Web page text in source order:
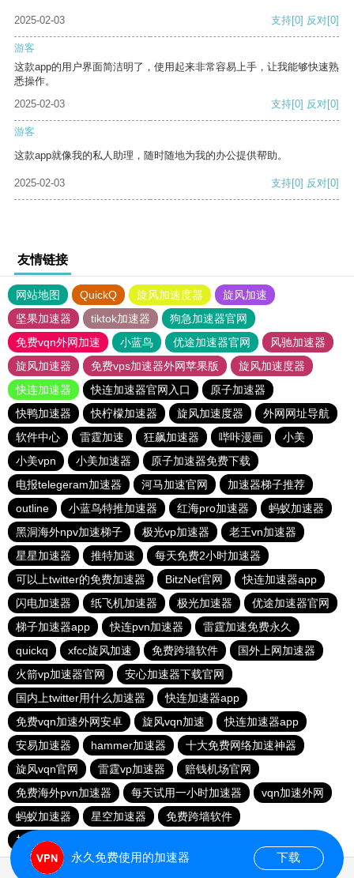
2025-02-03 支持[0] 反对[0]
游客
这款app的用户界面简洁明了，使用起来非常容易上手，让我能够快速熟
悉操作。
2025-02-03
支持[0] 反对[0]
游客
这款app就像我的私人助理，随时随地为我的办公提供帮助。
2025-02-03 支持[0] 反对[0]
友情链接
网站地图 QuickQ 旋风加速度器
旋风加速
坚果加速器
tiktok加速器
狗急加速器官网
免费vqn外网加速
小蓝鸟 优途加速器官网
风驰加速器
旋风加速器
免费vps加速器外网苹果版
旋风加速度器
快连加速器
快连加速器官网入口
原子加速器
快鸭加速器
快柠檬加速器 旋风加速度器
外网网址导航
软件中心
雷霆加速 狂飙加速器 哔咔漫画
小美
小美vpn
小美加速器
原子加速器免费下载
电报telegeram加速器
河马加速官网
加速器梯子推荐
outline
小蓝鸟特推加速器 红海pro加速器
蚂蚁加速器
黑洞海外npv加速梯子
极光vp加速器
老王vn加速器
星星加速器
推特加速
每天免费2小时加速器
可以上twitter的免费加速器
BitzNet官网
快连加速器app
闪电加速器
纸飞机加速器 极光加速器
优途加速器官网
梯子加速器app
快连pvn加速器
雷霆加速免费永久
quickq
xfcc旋风加速 免费跨墙软件
国外上网加速器
火箭vp加速器官网
安心加速器下载官网
国内上twitter用什么加速器
快连加速器app
免费vqn加速外网安卓
旋风vqn加速
快连加速器app
安易加速器
hammer加速器
十大免费网络加速神器
旋风vqn官网
雷霆vp加速器
赔钱机场官网
免费海外pvn加速器
每天试用一小时加速器
vqn加速外网
蚂蚁加速器
星空加速器
免费跨墙软件
加速器试用两小时
永久免费使用的加速器 下载